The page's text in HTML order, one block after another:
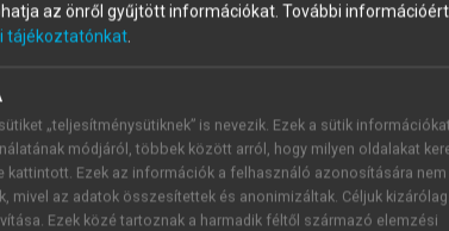
1 óra díjmentes hozzáférésrevagy
vagy hozz
után a
ÚJ FIÓK
1 óra
az önről gyűjtött információkat. További
tájékoztatónkat.
„teljesítménysütiknek” is nevezik. Ezek a sütik
módjáról, többek között arról, hogy milyen oldalakat
kattintott. Ezek az információk a felhasználó azonosítására nem
mivel az adatok összesítettek és anonimizáltak. Céljuk
Ezek közé tartoznak a harmadik féltől származó elemzési